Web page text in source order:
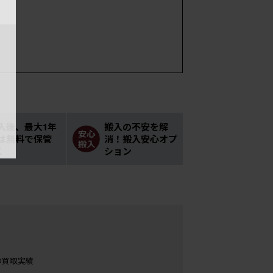
後、最大1年
無料で保管
搬入の不安を解
消！搬入安心オプ
ション
取実績